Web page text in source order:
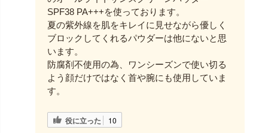
SPF38 PA+++を使っております。
夏の紫外線を肌をキレイに見せながら優しく
ブロックしてくれるパウダーは他にないと思
います。
防腐剤不使用の為、ワンシーズンで使い切る
よう顔だけではなく首や腕にも使用していま
す。
役に立った 10